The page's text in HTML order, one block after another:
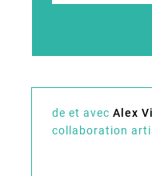
de et avec Alex
collaboration